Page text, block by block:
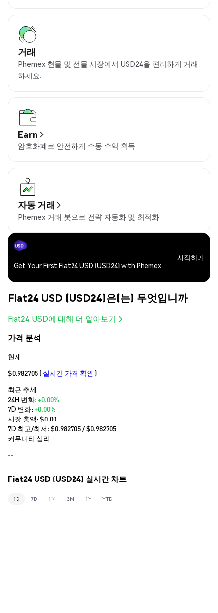
거래
Phemex 현물 및 선물 시장에서 USD24을 편리하게 거래
하세요.
Earn
암호화폐로 안전하게 수동 수익 획득
자동 거래
Phemex 거래 봇으로 전략 자동화 및 최적화
Get Your First Fiat24 USD (USD24) with Phemex
시작하기
Fiat24 USD (USD24)은(는) 무엇입니까
Fiat24 USD에 대해 더 알아보기
가격 분석
현재
$0.982705 ( 실시간 가격 확인 )
최근 추세
24H 변화:+0.00%
7D 변화:+0.00%
시장 총액:$0.00
7D 최고/최저: $0.982705/ $0.982705
커뮤니티 심리
--
Fiat24 USD (USD24) 실시간 차트
1D 7D 1M 3M 1Y YTD